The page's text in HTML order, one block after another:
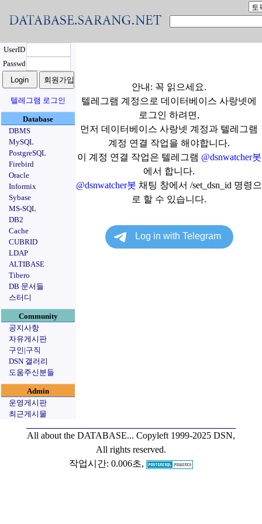
UserID
Passwd
텔레그램 로그인
Database
DBMS
MySQL
PostgreSQL
Firebird
Oracle
Informix
Sybase
MS-SQL
DB2
Cache
CUBRID
LDAP
ALTIBASE
Tibero
DB 문서들
스터디
Community
공지사항
자유게시판
구인|구직
DSN 갤러리
도움주신분들
Admin
운영게시판
최근게시물
안내: 꼭 읽으세요.
텔레그램 계정으로 데이터베이스 사랑넷에
로그인 하려면,
먼저 데이터베이스 사랑넷 계정과 텔레그램
계정 연결 작업을 해야합니다.
이 계정 연결 작업은 텔레그램 @dsnwatcher봇
에서 합니다.
@dsnwatcher봇 채팅 창에서 /set_dsn_id 명령으
로 할 수 있습니다.
All about the DATABASE... Copyleft 1999-2025 DSN,
All rights reserved.
작업시간: 0.006초,